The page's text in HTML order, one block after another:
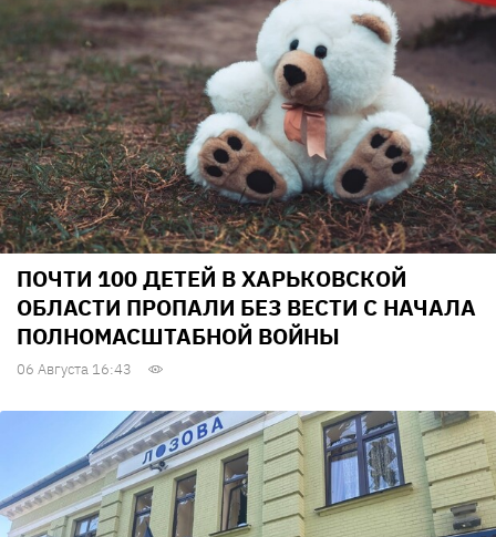
ПОЧТИ 100 ДЕТЕЙ В ХАРЬКОВСКОЙ
ОБЛАСТИ ПРОПАЛИ БЕЗ ВЕСТИ С НАЧАЛА
ПОЛНОМАСШТАБНОЙ ВОЙНЫ
06 Августа 16:43